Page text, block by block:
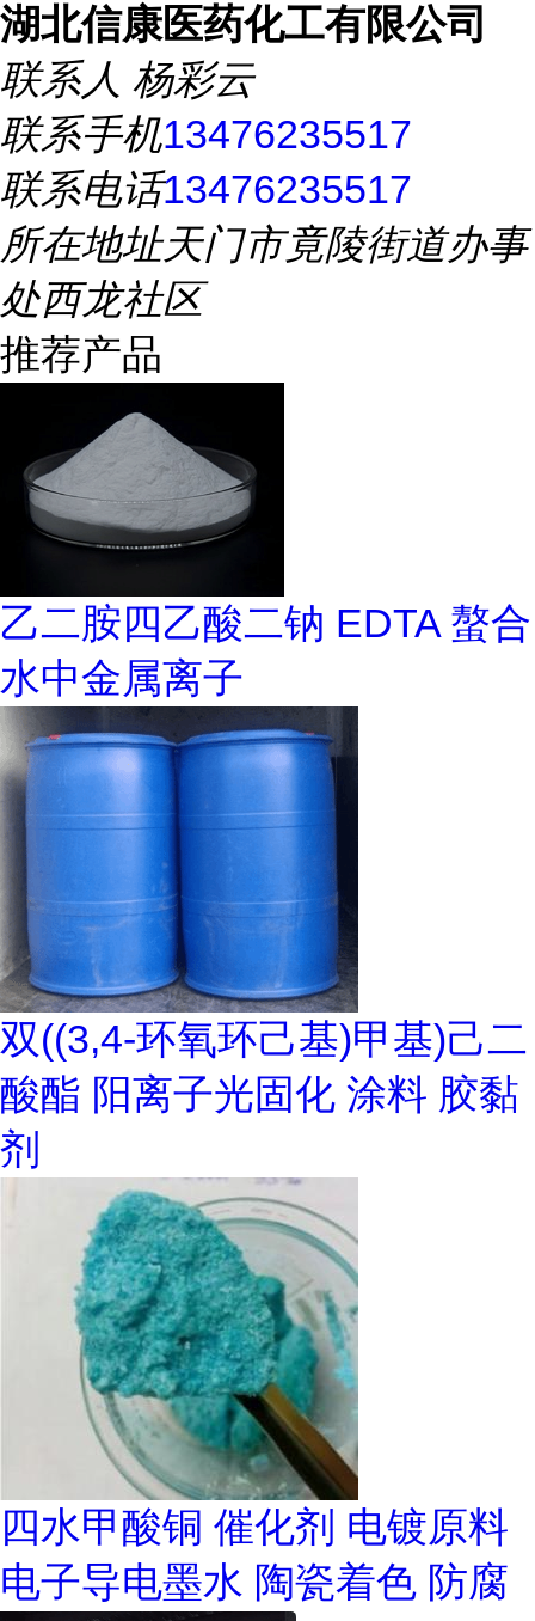
湖北信康医药化工有限公司
联系人 杨彩云
联系手机13476235517
联系电话13476235517
所在地址天门市竟陵街道办事
处西龙社区
推荐产品
乙二胺四乙酸二钠 EDTA 螯合
水中金属离子
双((3,4-环氧环己基)甲基)己二
酸酯 阳离子光固化 涂料 胶黏
剂
四水甲酸铜 催化剂 电镀原料
电子导电墨水 陶瓷着色 防腐